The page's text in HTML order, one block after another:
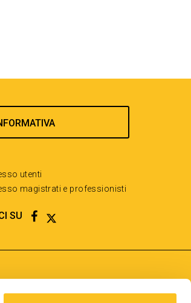
utenti
magistrati e professionisti
SU FACEBOOK
TWITTER